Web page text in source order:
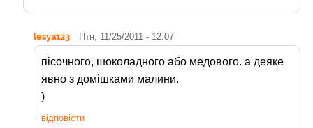
lesya123 Птн, 11/25/2011 - 12:07
пісочного, шоколадного або медового. а деяке
явно з домішками малини.
)
відповісти